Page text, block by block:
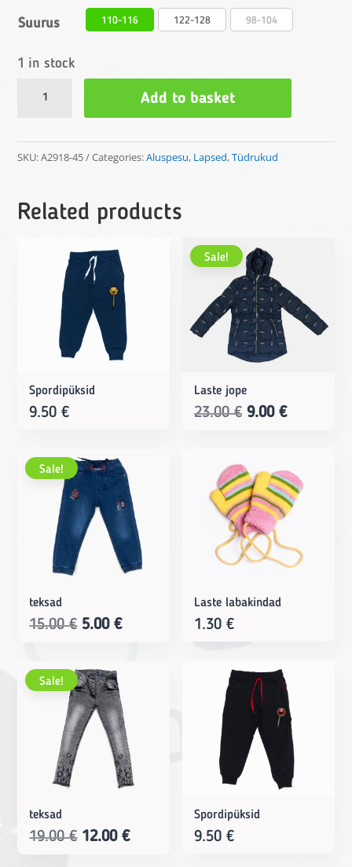
Suurus 110-116 122-128 98-104
1 in stock
Tüdrukute
Add to basket
SKU:A2918-45 Categories:Aluspesu, Lapsed,Tüdrukud
Related products
Spordipüksid
9.50€
Sale!
Laste jope
23.00€ Original
23.00 €.
9.00€Current
9.00 €.
Sale!
teksad
15.00€ Original
was:
15.00 €.
5.00€Current
Laste labakindad
1.30€
Sale!
teksad
19.00€ Original
12.00€Current
Spordipüksid
9.50€